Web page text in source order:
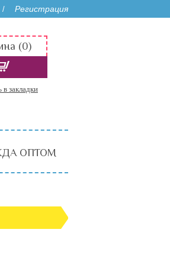
/ Регистрация
(0)
в закладки
ОПТОМ